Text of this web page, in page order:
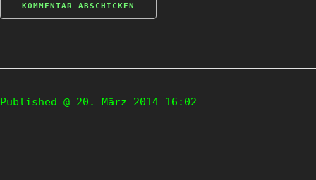
Published @ 20. März 2014 16:02